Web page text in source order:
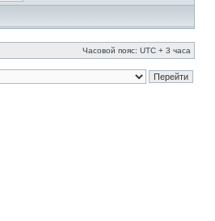
Часовой пояс: UTC + 3 часа